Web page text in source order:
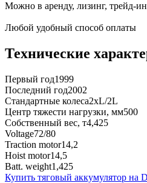
Можно в аренду, лизинг, трейд-ин
Любой удобный способ оплаты
Технические
Первый год1999
Последний год2002
Стандартные колеса2xL/2L
Центр тяжести нагрузки, мм500
Собственный вес, т4,425
Voltage72/80
Traction motor14,2
Hoist motor14,5
Batt. weight1,425
Купить тяговый аккумулятор на